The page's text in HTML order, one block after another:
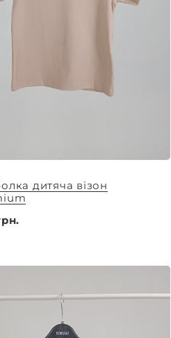
дитяча візон